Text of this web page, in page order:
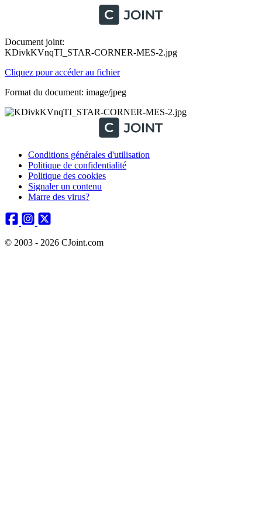
Document joint:
KDivkKVnqTI_STAR-CORNER-MES-2.jpg
Cliquez pour accéder au fichier
Format du document: image/jpeg
Conditions générales d'utilisation
Politique de confidentialité
Politique des cookies
Signaler un contenu
Marre des virus?
© 2003 - 2026 CJoint.com